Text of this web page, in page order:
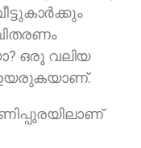
ഒരു വലിയ
ഉയരുകയാണ്.